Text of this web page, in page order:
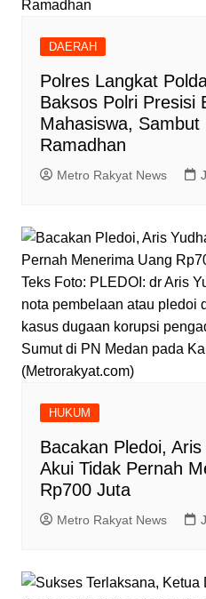
DAERAH
Polres Langkat
Baksos Polri Presisi
Mahasiswa, Sambut
Ramadhan
Metro Rakyat News
Teks Foto: PLEDOI: dr Aris
nota pembelaan atau pledoi
kasus dugaan korupsi
Sumut di PN Medan pada
(Metrorakyat.com)
HUKUM
Bacakan Pledoi,
Akui Tidak Pernah
Rp700 Juta
Metro Rakyat News